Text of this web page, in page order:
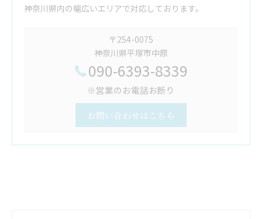
神奈川県内の幅広いエリアで対応しております。
〒254-0075
神奈川県平塚市中原
090-6393-8339
※営業のお電話お断り
お問い合わせはこちら